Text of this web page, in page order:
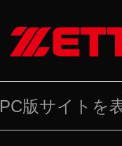
PC版サイトを